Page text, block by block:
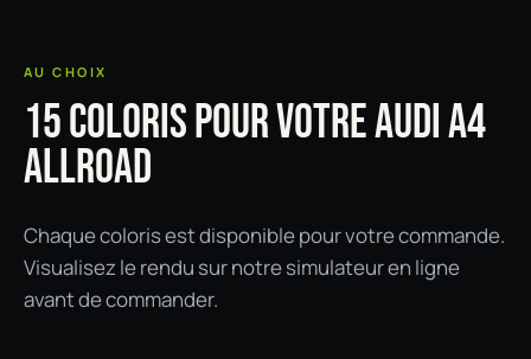
AU CHOIX
15 COLORIS POUR VOTRE AUDI A4
ALLROAD
Chaque coloris est disponible pour votre commande.
Visualisez le rendu sur notre simulateur en ligne
avant de commander.